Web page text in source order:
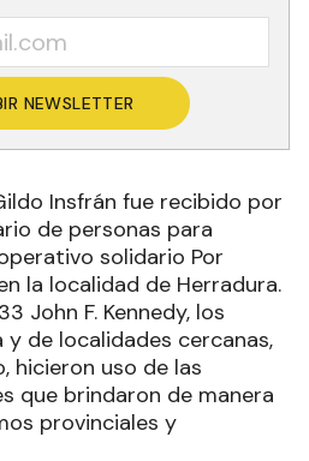
NEWSLETTER
Insfrán fue recibido por
de personas para
solidario Por
la localidad de Herradura.
John F. Kennedy, los
de localidades cercanas,
hicieron uso de las
que brindaron de manera
provinciales y